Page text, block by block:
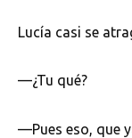
Lucía casi se
—¿Tu qué?
—Pues eso, que